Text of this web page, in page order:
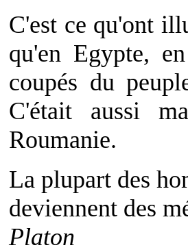
C'est ce qu'ont
qu'en Egypte,
coupés du
C'était aussi
Roumanie.
La plupart des
deviennent des
Platon